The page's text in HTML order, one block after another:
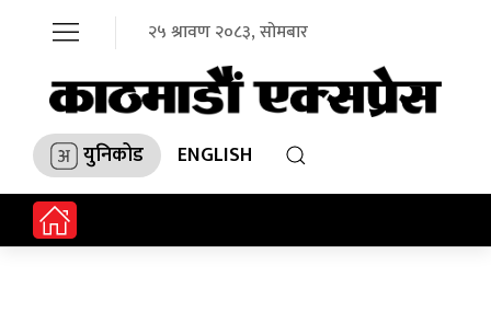
२५ श्रावण २०८३, सोमबार
युनिकोड ENGLISH